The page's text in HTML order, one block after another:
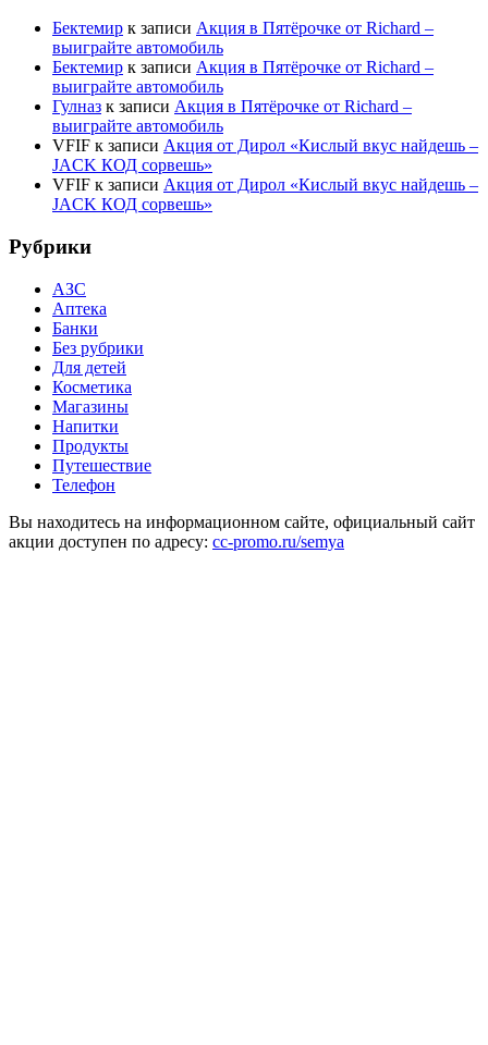
Бектемир к записи Акция в Пятёрочке от Richard –
выиграйте автомобиль
Бектемир к записи Акция в Пятёрочке от Richard –
выиграйте автомобиль
Гулназ к записи Акция в Пятёрочке от Richard –
выиграйте автомобиль
VFIF к записи Акция от Дирол «Кислый вкус найдешь –
JACK КОД сорвешь»
VFIF к записи Акция от Дирол «Кислый вкус найдешь –
JACK КОД сорвешь»
Рубрики
АЗС
Аптека
Банки
Без рубрики
Для детей
Косметика
Магазины
Напитки
Продукты
Путешествие
Телефон
Вы находитесь на информационном сайте, официальный сайт
акции доступен по адресу: cc-promo.ru/semya